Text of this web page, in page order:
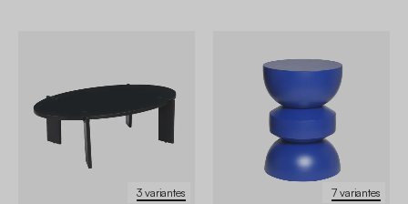
3 variantes 7 variantes